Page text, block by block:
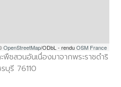
OpenStreetMap/ODbL - renduOSM France
ชสวนอันเนื่องมาจากพระราชดำริ
บุรี 76110